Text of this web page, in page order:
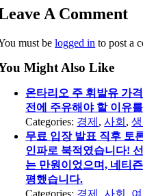
A Comment
must belogged in to post a
Might Also Like
온타리오 주 휘발유 가
전에 주유해야 할 이유
Categories: 경제 ,사회 ,
무료 입장 발표 직후 토
인파로 북적였습니다!
는 만원이었으며, 네티
평했습니다.
Categories: 경제 사회